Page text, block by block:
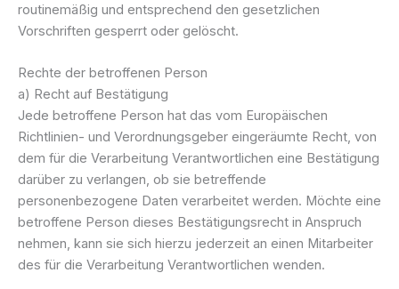
routinemäßig und entsprechend den gesetzlichen
Vorschriften gesperrt oder gelöscht.
Rechte der betroffenen Person
a) Recht auf Bestätigung
Jede betroffene Person hat das vom Europäischen
Richtlinien- und Verordnungsgeber eingeräumte Recht, von
dem für die Verarbeitung Verantwortlichen eine Bestätigung
darüber zu verlangen, ob sie betreffende
personenbezogene Daten verarbeitet werden. Möchte eine
betroffene Person dieses Bestätigungsrecht in Anspruch
nehmen, kann sie sich hierzu jederzeit an einen Mitarbeiter
des für die Verarbeitung Verantwortlichen wenden.